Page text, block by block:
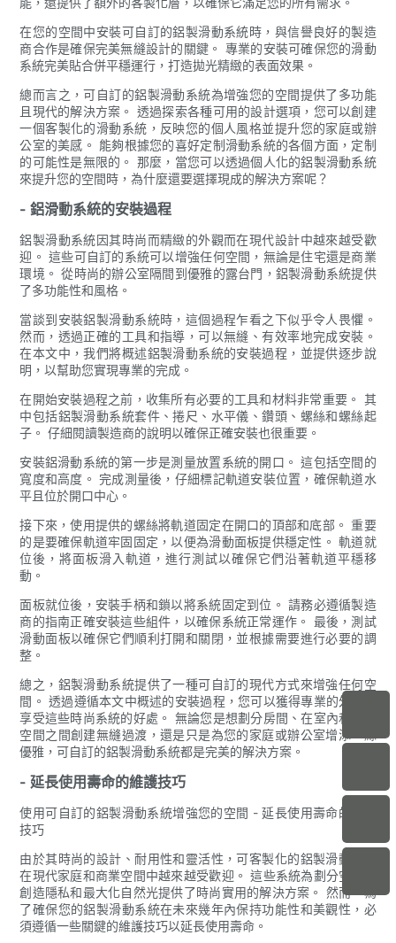
在您的空間中安裝可自訂的鋁製滑動系統時，與信譽良好的製造
商合作是確保完美無縫設計的關鍵。 專業的安裝可確保您的滑動
系統完美貼合併平穩運行，打造拋光精緻的表面效果。
總而言之，可自訂的鋁製滑動系統為增強您的空間提供了多功能
且現代的解決方案。 透過探索各種可用的設計選項，您可以創建
一個客製化的滑動系統，反映您的個人風格並提升您的家庭或辦
公室的美感。 能夠根據您的喜好定制滑動系統的各個方面，定制
的可能性是無限的。 那麼，當您可以透過個人化的鋁製滑動系統
來提升您的空間時，為什麼還要選擇現成的解決方案呢？
- 鋁滑動系統的安裝過程
鋁製滑動系統因其時尚而精緻的外觀而在現代設計中越來越受歡
迎。 這些可自訂的系統可以增強任何空間，無論是住宅還是商業
環境。 從時尚的辦公室隔間到優雅的露台門，鋁製滑動系統提供
了多功能性和風格。
當談到安裝鋁製滑動系統時，這個過程乍看之下似乎令人畏懼。
然而，透過正確的工具和指導，可以無縫、有效率地完成安裝。
在本文中，我們將概述鋁製滑動系統的安裝過程，並提供逐步說
明，以幫助您實現專業的完成。
在開始安裝過程之前，收集所有必要的工具和材料非常重要。 其
中包括鋁製滑動系統套件、捲尺、水平儀、鑽頭、螺絲和螺絲起
子。 仔細閱讀製造商的說明以確保正確安裝也很重要。
安裝鋁滑動系統的第一步是測量放置系統的開口。 這包括空間的
寬度和高度。 完成測量後，仔細標記軌道安裝位置，確保軌道水
平且位於開口中心。
接下來，使用提供的螺絲將軌道固定在開口的頂部和底部。 重要
的是要確保軌道牢固固定，以便為滑動面板提供穩定性。 軌道就
位後，將面板滑入軌道，進行測試以確保它們沿著軌道平穩移
動。
面板就位後，安裝手柄和鎖以將系統固定到位。 請務必遵循製造
商的指南正確安裝這些組件，以確保系統正常運作。 最後，測試
滑動面板以確保它們順利打開和關閉，並根據需要進行必要的調
整。
總之，鋁製滑動系統提供了一種可自訂的現代方式來增強任何空
間。 透過遵循本文中概述的安裝過程，您可以獲得專業的外觀並
享受這些時尚系統的好處。 無論您是想劃分房間、在室內和室外
空間之間創建無縫過渡，還是只是為您的家庭或辦公室增添一絲
優雅，可自訂的鋁製滑動系統都是完美的解決方案。
- 延長使用壽命的維護技巧
使用可自訂的鋁製滑動系統增強您的空間 - 延長使用壽命的維護
技巧
由於其時尚的設計、耐用性和靈活性，可客製化的鋁製滑動系統
在現代家庭和商業空間中越來越受歡迎。 這些系統為劃分空間、
創造隱私和最大化自然光提供了時尚實用的解決方案。 然而，為
了確保您的鋁製滑動系統在未來幾年內保持功能性和美觀性，必
須遵循一些關鍵的維護技巧以延長使用壽命。